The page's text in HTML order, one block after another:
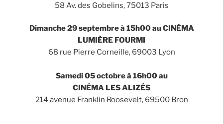
58 Av. des Gobelins, 75013 Paris
Dimanche 29 septembre à 15h00 auCINÉMA
LUMIÈRE FOURMI
68 rue Pierre Corneille, 69003 Lyon
Samedi 05 octobre à 16h00au
CINÉMA LES ALIZÉS
214 avenue Franklin Roosevelt, 69500 Bron